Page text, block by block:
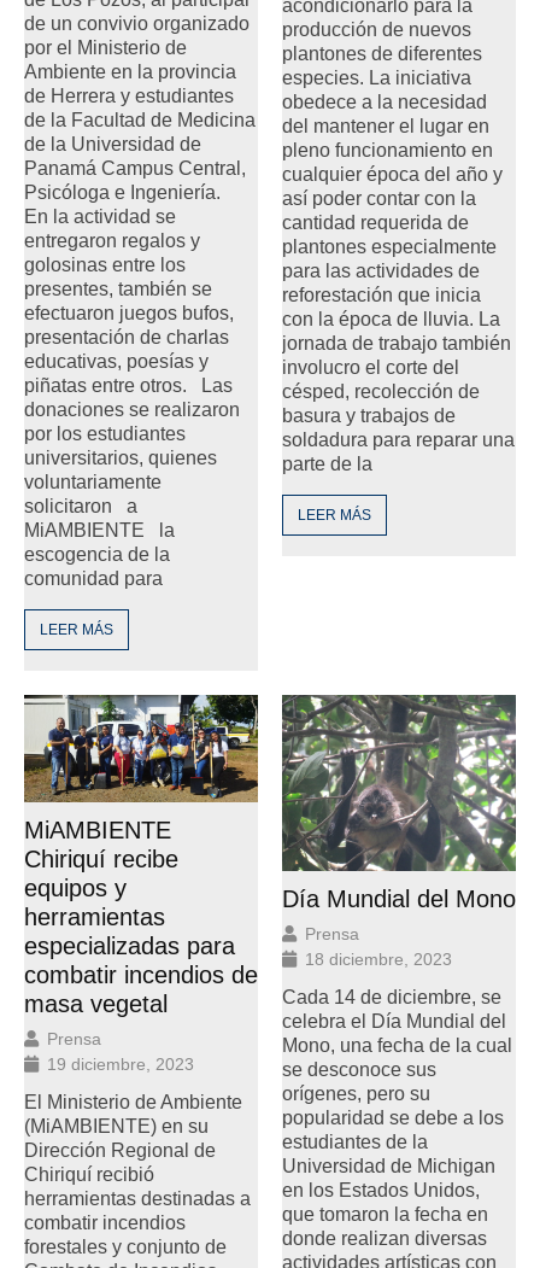
de un convivio organizado
por el Ministerio de
Ambiente en la provincia
de Herrera y estudiantes
de la Facultad de Medicina
de la Universidad de
Panamá Campus Central,
Psicóloga e Ingeniería.
En la actividad se
entregaron regalos y
golosinas entre los
presentes, también se
efectuaron juegos bufos,
presentación de charlas
educativas, poesías y
piñatas entre otros. Las
donaciones se realizaron
por los estudiantes
universitarios, quienes
voluntariamente
solicitaron a
MiAMBIENTE la
escogencia de la
comunidad para
LEER MÁS
acondicionarlo para la
producción de nuevos
plantones de diferentes
especies. La iniciativa
obedece a la necesidad
del mantener el lugar en
pleno funcionamiento en
cualquier época del año y
así poder contar con la
cantidad requerida de
plantones especialmente
para las actividades de
reforestación que inicia
con la época de lluvia. La
jornada de trabajo también
involucro el corte del
césped, recolección de
basura y trabajos de
soldadura para reparar una
parte de la
LEER MÁS
MiAMBIENTE
Chiriquí recibe
equipos y
herramientas
especializadas para
combatir incendios de
masa vegetal
Prensa
19 diciembre, 2023
El Ministerio de Ambiente
(MiAMBIENTE) en su
Dirección Regional de
Chiriquí recibió
herramientas destinadas a
combatir incendios
forestales y conjunto de
Día Mundial del Mono
Prensa
18 diciembre, 2023
Cada 14 de diciembre, se
celebra el Día Mundial del
Mono, una fecha de la cual
se desconoce sus
orígenes, pero su
popularidad se debe a los
estudiantes de la
Universidad de Michigan
en los Estados Unidos,
que tomaron la fecha en
donde realizan diversas
actividades artísticas con